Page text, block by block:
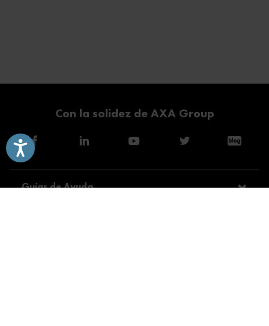
Accesibilidad
Con la solidez de AXA Group
Guías de Ayuda